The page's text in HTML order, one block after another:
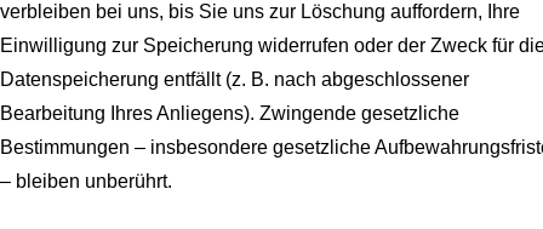
verbleiben bei uns, bis Sie uns zur Löschung auffordern, Ihre
Einwilligung zur Speicherung widerrufen oder der Zweck für
Datenspeicherung entfällt (z. B. nach abgeschlossener
Bearbeitung Ihres Anliegens). Zwingende gesetzliche
Bestimmungen – insbesondere gesetzliche
– bleiben unberührt.